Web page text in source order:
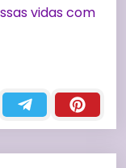
vidas com